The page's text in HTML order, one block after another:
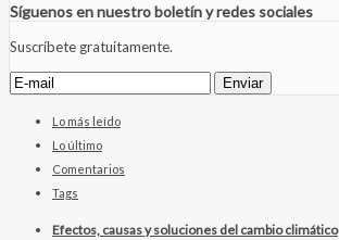
Síguenos en nuestro boletín y redes sociales
Suscríbete gratuitamente.
Lo más leído
Lo último
Comentarios
Tags
Efectos, causas y soluciones del cambio climático